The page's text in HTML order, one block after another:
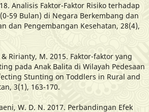
Analisis Faktor-Faktor Risiko terhadap
59 Bulan) di Negara Berkembang dan
dan Pengembangan Kesehatan, 28(4),
Ririanty, M. 2015. Faktor-faktor yang
pada Anak Balita di Wilayah Pedesaan
Stunting on Toddlers in Rural and
3(1), 163-170.
W. D. N. 2017. Perbandingan Efek